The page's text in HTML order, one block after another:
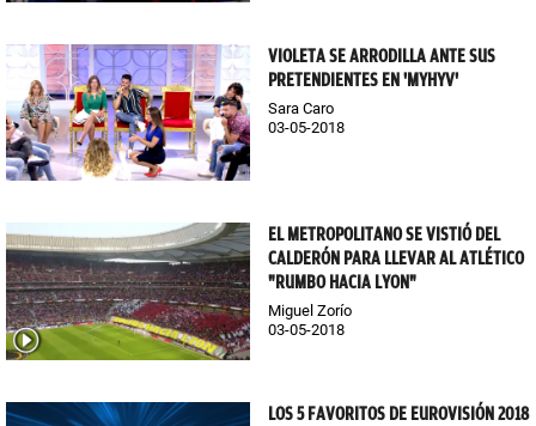
VIOLETA SE ARRODILLA ANTE SUS
PRETENDIENTES EN 'MYHYV'
Sara Caro
03-05-2018
EL METROPOLITANO SE VISTIÓ DEL
CALDERÓN PARA LLEVAR AL ATLÉTICO
"RUMBO HACIA LYON"
Miguel Zorío
03-05-2018
LOS 5 FAVORITOS DE EUROVISIÓN 2018